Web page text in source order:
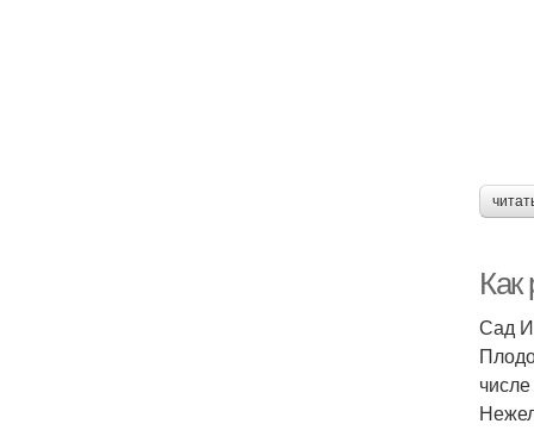
Как
Сад